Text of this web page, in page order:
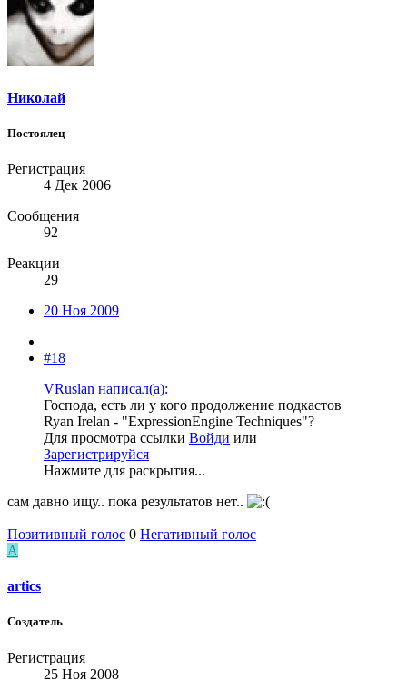
Николай
Постоялец
Регистрация
4 Дек 2006
Сообщения
92
Реакции
29
20 Ноя 2009
#18
VRuslan написал(а):
Господа, есть ли у кого продолжение подкастов
Ryan Irelan - "ExpressionEngine Techniques"?
Для просмотра ссылки Войди или
Зарегистрируйся
Нажмите для раскрытия...
сам давно ищу.. пока результатов нет..
Позитивный голос 0 Негативный голос
A
artics
Создатель
Регистрация
25 Ноя 2008